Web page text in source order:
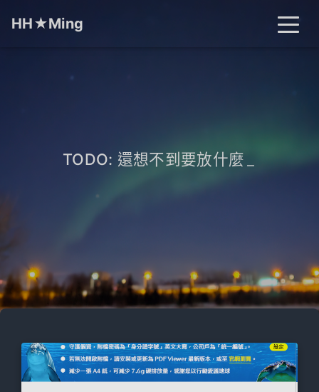
HH★Ming
關於
TODO: 還想不到要放什麼